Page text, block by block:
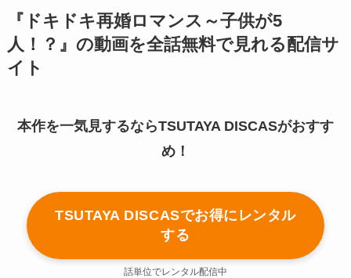
『ドキドキ再婚ロマンス～子供が5
人！？』の動画を全話無料で見れる配信サ
イト
本作を一気見するならTSUTAYA DISCASがおすす
め！
TSUTAYA DISCASでお得にレンタル
する
話単位でレンタル配信中